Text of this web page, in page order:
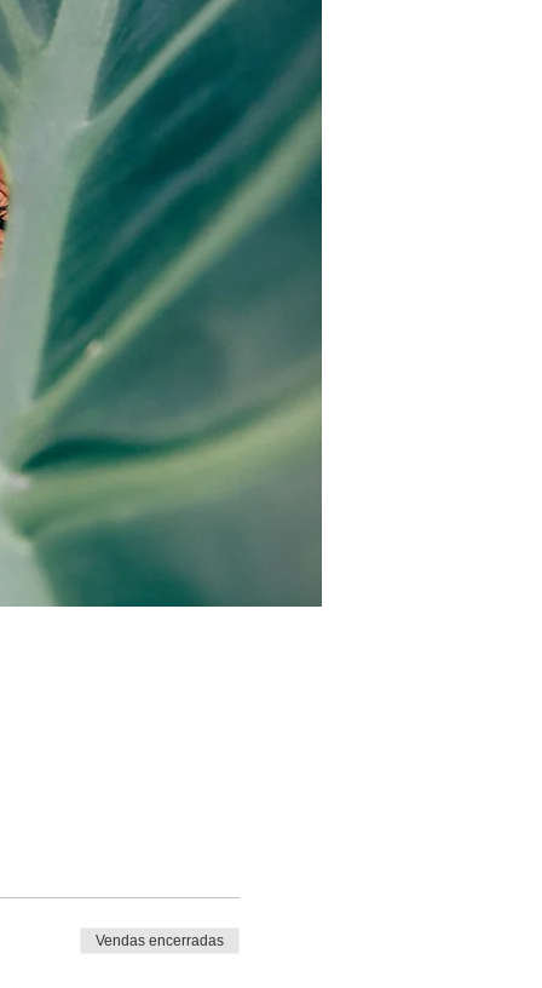
Vendas encerradas